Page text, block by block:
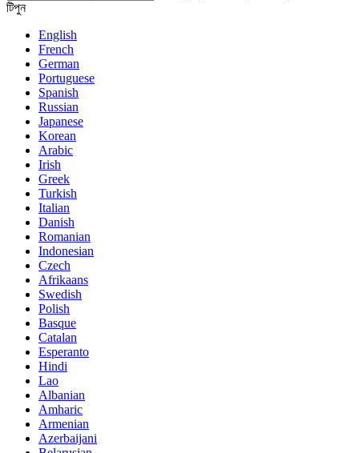
টিপুন
English
French
German
Portuguese
Spanish
Russian
Japanese
Korean
Arabic
Irish
Greek
Turkish
Italian
Danish
Romanian
Indonesian
Czech
Afrikaans
Swedish
Polish
Basque
Catalan
Esperanto
Hindi
Lao
Albanian
Amharic
Armenian
Azerbaijani